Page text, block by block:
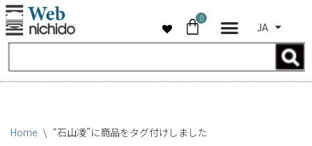
コ
テ
ス
0
JA
Home \ “石山凌”に商品をタグ付けしました